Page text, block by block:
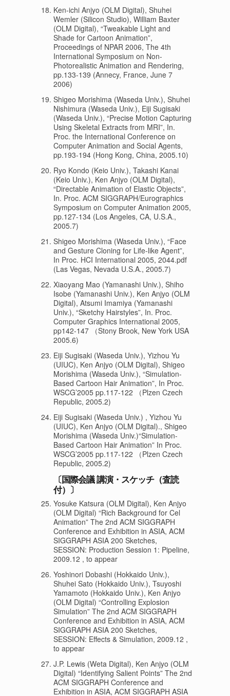
Ken-ichi Anjyo (OLM Digital), Shuhei
Wemler (Silicon Studio), William Baxter
(OLM Digital), “Tweakable Light and
Shade for Cartoon Animation”,
Proceedings of NPAR 2006, The 4th
International Symposium on Non-
Photorealistic Animation and Rendering,
pp.133-139 (Annecy, France, June 7
2006)
Shigeo Morishima (Waseda Univ.), Shuhei
Nishimura (Waseda Univ.), Eiji Sugisaki
(Waseda Univ.), “Precise Motion Capturing
Using Skeletal Extracts from MRI”, In.
Proc. the International Conference on
Computer Animation and Social Agents,
pp.193-194 (Hong Kong, China, 2005.10)
Ryo Kondo (Keio Univ.), Takashi Kanai
(Keio Univ.), Ken Anjyo (OLM Digital),
“Directable Animation of Elastic Objects”,
In. Proc. ACM SIGGRAPH/Eurographics
Symposium on Computer Animation 2005,
pp.127-134 (Los Angeles, CA, U.S.A.,
2005.7)
Shigeo Morishima (Waseda Univ.), “Face
and Gesture Cloning for Life-like Agent”,
In Proc. HCI International 2005, 2044.pdf
(Las Vegas, Nevada U.S.A., 2005.7)
Xiaoyang Mao (Yamanashi Univ.), Shiho
Isobe (Yamanashi Univ.), Ken Anjyo (OLM
Digital), Atsumi Imamiya (Yamanashi
Univ.), “Sketchy Hairstyles”, In. Proc.
Computer Graphics International 2005,
pp142-147 （Stony Brook, New York USA
2005.6)
Eiji Sugisaki (Waseda Univ.), Yizhou Yu
(UIUC), Ken Anjyo (OLM Digital), Shigeo
Morishima (Waseda Univ.), “Simulation-
Based Cartoon Hair Animation”, In Proc.
WSCG’2005 pp.117-122 （Plzen Czech
Republic, 2005.2)
Eiji Sugisaki (Waseda Univ.) , Yizhou Yu
(UIUC), Ken Anjyo (OLM Digital)., Shigeo
Morishima (Waseda Univ.)“Simulation-
Based Cartoon Hair Animation” In Proc.
WSCG’2005 pp.117-122 （Plzen Czech
Republic, 2005.2)
〔国際会議 講演・スケッチ（査読
付）〕
Yosuke Katsura (OLM Digital), Ken Anjyo
(OLM Digital) “Rich Background for Cel
Animation” The 2nd ACM SIGGRAPH
Conference and Exhibition in ASIA, ACM
SIGGRAPH ASIA 200 Sketches,
SESSION: Production Session 1: Pipeline,
2009.12 , to appear
Yoshinori Dobashi (Hokkaido Univ.),
Shuhei Sato (Hokkaido Univ.), Tsuyoshi
Yamamoto (Hokkaido Univ.), Ken Anjyo
(OLM Digital) “Controlling Explosion
Simulation” The 2nd ACM SIGGRAPH
Conference and Exhibition in ASIA, ACM
SIGGRAPH ASIA 200 Sketches,
SESSION: Effects & Simulation, 2009.12 ,
to appear
J.P. Lewis (Weta Digital), Ken Anjyo (OLM
Digital) “Identifying Salient Points” The 2nd
ACM SIGGRAPH Conference and
Exhibition in ASIA, ACM SIGGRAPH ASIA